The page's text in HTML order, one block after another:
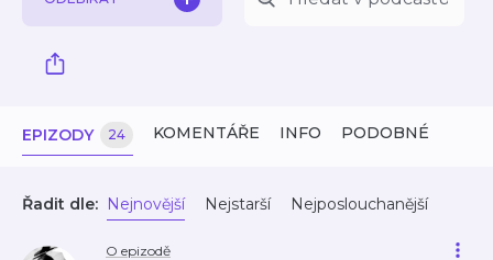
EPIZODY 24 KOMENTÁŘE INFO PODOBNÉ
Řadit dle: Nejnovější Nejstarší Nejposlouchanější
O epizodě